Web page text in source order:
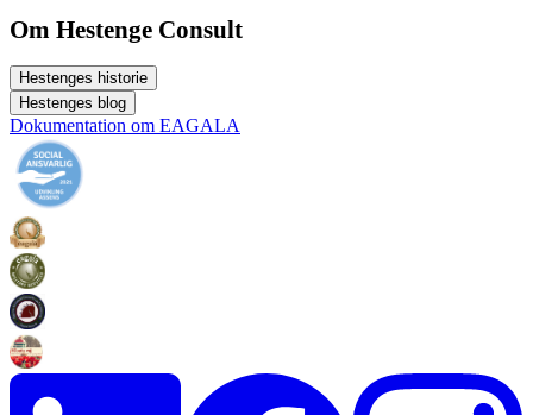
Om Hestenge Consult
Hestenges historie
Hestenges blog
Dokumentation om EAGALA